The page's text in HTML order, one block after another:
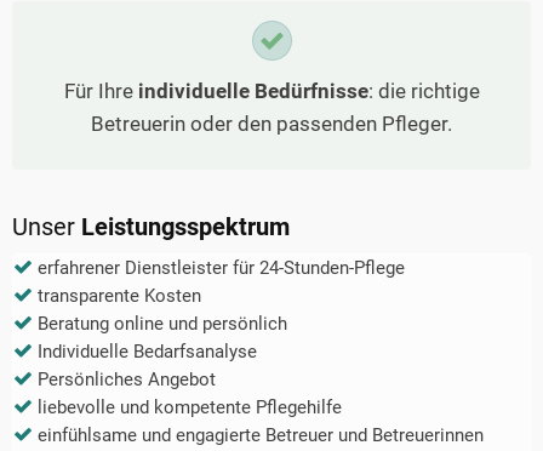
Für Ihre individuelle Bedürfnisse: die richtige
Betreuerin oder den passenden Pfleger.
Unser Leistungsspektrum
erfahrener Dienstleister für 24-Stunden-Pflege
transparente Kosten
Beratung online und persönlich
Individuelle Bedarfsanalyse
Persönliches Angebot
liebevolle und kompetente Pflegehilfe
einfühlsame und engagierte Betreuer und Betreuerinnen